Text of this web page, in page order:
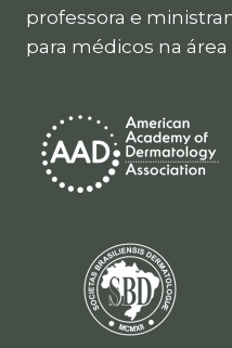
professora e
para médicos na